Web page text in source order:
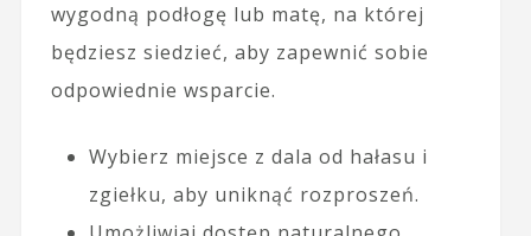
wygodną podłogę lub matę, na której
będziesz siedzieć, aby zapewnić sobie
odpowiednie wsparcie.
Wybierz miejsce z dala od hałasu i
zgiełku, aby uniknąć rozproszeń.